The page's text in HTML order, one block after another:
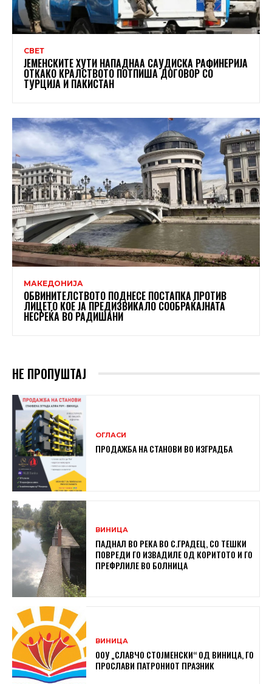
СВЕТ
ЈЕМЕНСКИТЕ ХУТИ НАПАДНАА САУДИСКА РАФИНЕРИЈА
ОТКАКО КРАЛСТВОТО ПОТПИША ДОГОВОР СО
ТУРЦИЈА И ПАКИСТАН
МАКЕДОНИЈА
ОБВИНИТЕЛСТВОТО ПОДНЕСЕ ПОСТАПКА ПРОТИВ
ЛИЦЕТО КОЕ ЈА ПРЕДИЗВИКАЛО СООБРАЌАЈНАТА
НЕСРЕЌА ВО РАДИШАНИ
НЕ ПРОПУШТАЈ
ОГЛАСИ
ПРОДАЖБА НА СТАНОВИ ВО ИЗГРАДБА
ВИНИЦА
ПАДНАЛ ВО РЕКА ВО С.ГРАДЕЦ, СО ТЕШКИ
ПОВРЕДИ ГО ИЗВАДИЛЕ ОД КОРИТОТО И ГО
ПРЕФРЛИЛЕ ВО БОЛНИЦА
ВИНИЦА
ООУ „СЛАВЧО СТОЈМЕНСКИ“ ОД ВИНИЦА, ГО
ПРОСЛАВИ ПАТРОНИОТ ПРАЗНИК